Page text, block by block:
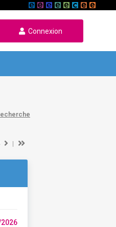
Connexion